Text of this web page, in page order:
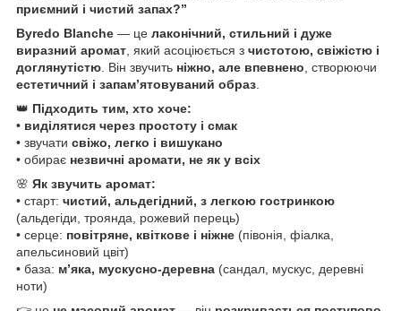
приємний і чистий запах?”
Byredo Blanche — це лаконічний, стильний і дуже
виразний аромат , який асоціюється з чистотою, свіжістю і
доглянутістю . Він звучить ніжно, але впевнено , створюючи
естетичний і запам’ятовуваний образ
👑 Підходить тим, хто хоче:
• виділятися через простоту і смак
• звучати свіжо, легко і вишукано
• обирає незвичні аромати, не як у всіх
🌸 Як звучить аромат:
• старт: чистий, альдегідний, з легкою гостринкою
(альдегіди, троянда, рожевий перець)
• серце: повітряне, квіткове і ніжне (півонія, фіалка,
апельсиновий цвіт)
• база: м’яка, мускусно-деревна (сандал, мускус, деревні
ноти)